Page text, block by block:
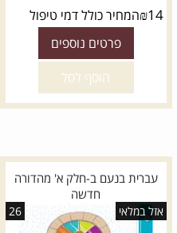
₪14 המחיר כולל דמי טיפול
פרטים נוספים
הוסף לסל
עברית בנעם ב-חלק א' מהדורה
חדשה
26 אזל במלאי